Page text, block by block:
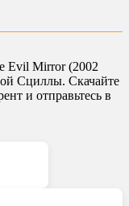
Evil Mirror (2002
Сциллы. Скачайте
и отправьтесь в